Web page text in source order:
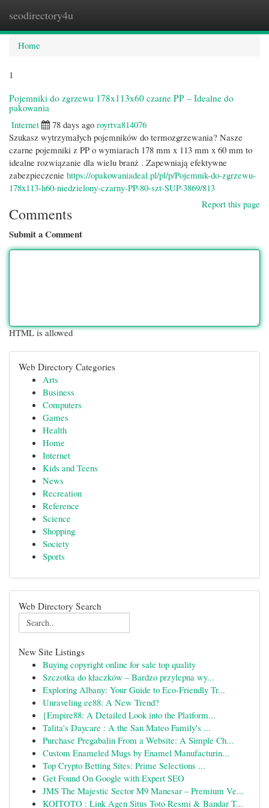
seodirectory4u
Home
1
Pojemniki do zgrzewu 178x113x60 czarne PP – Idealne do
pakowania
Internet
78 days ago royrtva814076
Szukasz wytrzymałych pojemników do termozgrzewania? Nasze
czarne pojemniki z PP o wymiarach 178 mm x 113 mm x 60 mm to
idealne rozwiązanie dla wielu branż . Zapewniają efektywne
zabezpieczenie https://opakowaniadeal.pl/pl/p/Pojemnik-do-zgrzewu-
178x113-h60-niedzielony-czarny-PP-80-szt-SUP-3869/813
Report this page
Comments
Submit a Comment
HTML is allowed
Web Directory Categories
Arts
Business
Computers
Games
Health
Home
Internet
Kids and Teens
News
Recreation
Reference
Science
Shopping
Society
Sports
Web Directory Search
New Site Listings
Buying copyright online for sale top quality
Szczotka do kłaczków – Bardzo przylepna wy...
Exploring Albany: Your Guide to Eco-Friendly Tr...
Unraveling ee88: A New Trend?
{Empire88: A Detailed Look into the Platform...
Talita's Daycare : A the San Mateo Family's ...
Purchase Pregabalin From a Website: A Simple Ch...
Custom Enameled Mugs by Enamel Manufacturin...
Top Crypto Betting Sites: Prime Selections ...
Get Found On Google with Expert SEO
JMS The Majestic Sector M9 Manesar – Premium Ve...
KOITOTO : Link Agen Situs Toto Resmi & Bandar T...